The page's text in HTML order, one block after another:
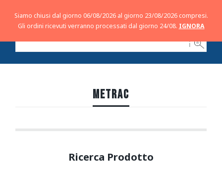
ℹ
METRAC
Siamo chiusi dal giorno 06/08/2026 al giorno 23/08/2026 compresi.
Gli ordini ricevuti verranno processati dal giorno 24/08. IGNORA